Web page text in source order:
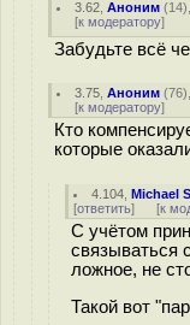
3.62 ,Аноним (14
[к модератору]
Забудьте всё
3.75 ,Аноним (76
[к модератору]
Кто
которые
4.104 ,Michael
[ответить] [к
С учётом
связываться
ложное, не
Такой вот